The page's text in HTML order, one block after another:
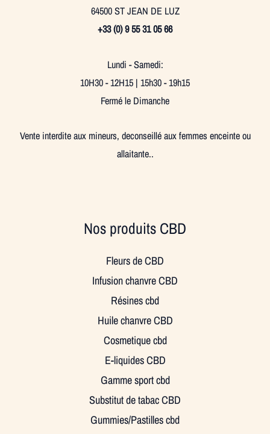
64500 ST JEAN DE LUZ
+33 (0) 9 55 31 05 66
Lundi - Samedi:
10H30 - 12H15 | 15h30 - 19h15
Fermé le Dimanche
Vente interdite aux mineurs, deconseillé aux femmes enceinte ou
allaitante..
Nos produits CBD
Fleurs de CBD
Infusion chanvre CBD
Résines cbd
Huile chanvre CBD
Cosmetique cbd
E-liquides CBD
Gamme sport cbd
Substitut de tabac CBD
Gummies/Pastilles cbd